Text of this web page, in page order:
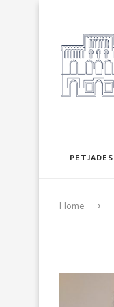
PETJADES
Home